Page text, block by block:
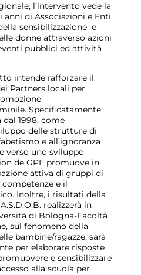
l’intervento vede la
anni di Associazioni e Enti
sensibilizzazione e
donne attraverso azioni
pubblici ed attività
intende rafforzare il
Partners locali per
Specificatamente
dal 1998, come
delle strutture di
e all’ignoranza
verso uno sviluppo
de GPF promuove in
attiva di gruppi di
e il
Inoltre, i risultati della
realizzerà in
di Bologna-Facoltà
sul fenomeno della
bambine/ragazze, sarà
per elaborare risposte
e sensibilizzare
alla scuola per